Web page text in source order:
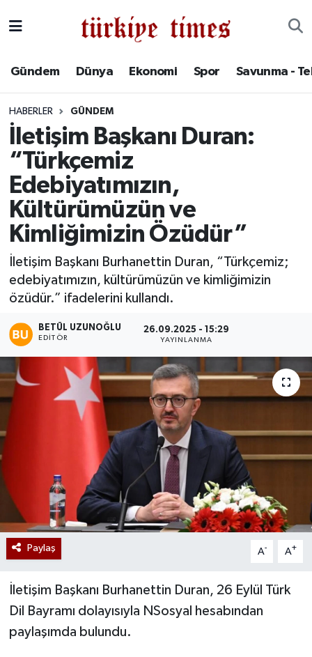
Gündem Dünya Ekonomi Spor Savunma -
HABERLER GÜNDEM
İletişim Başkanı Duran:
“Türkçemiz
Edebiyatımızın,
Kültürümüzün ve
Kimliğimizin Özüdür”
İletişim Başkanı Burhanettin Duran, “Türkçemiz;
edebiyatımızın, kültürümüzün ve kimliğimizin
özüdür.” ifadelerini kullandı.
BETÜL UZUNOĞLU
EDITÖR
26.09.2025 - 15:29
YAYINLANMA
Paylaş A- A+
İletişim Başkanı Burhanettin Duran, 26 Eylül Türk
Dil Bayramı dolayısıyla NSosyal hesabından
paylaşımda bulundu.
Ekonomi
Spor
Savunma - Teknoloji
Kültür - Sanat
Yaşam
Süper Lig Puan Durumu ve Fikstür
Tüm Manşetler
Son Dakika Haberleri
Haber Arşivi